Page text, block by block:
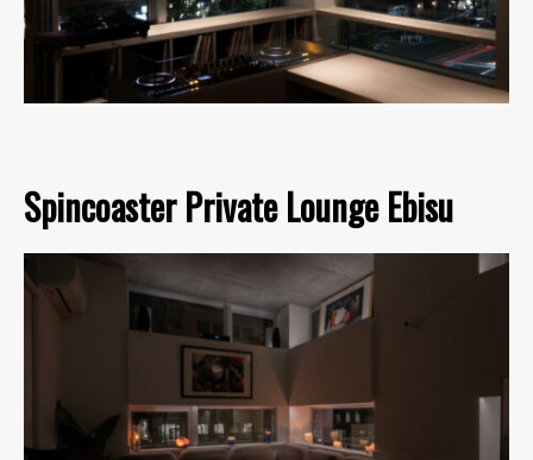
Spincoaster Private Lounge Ebisu